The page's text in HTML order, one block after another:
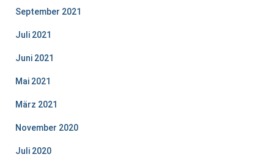
September 2021
Juli 2021
Juni 2021
Mai 2021
März 2021
November 2020
Juli 2020